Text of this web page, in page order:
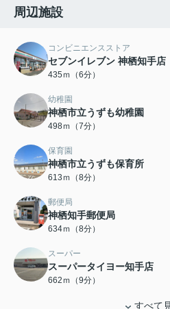
周辺施設
コンビニエンスストア
セブンイレブン 神栖知手店
435ｍ（6分）
幼稚園
神栖市立うずも幼稚園
498ｍ（7分）
保育園
神栖市立うずも保育所
613ｍ（8分）
郵便局
神栖知手郵便局
634ｍ（8分）
スーパー
スーパータイヨー知手店
662ｍ（9分）
すべて